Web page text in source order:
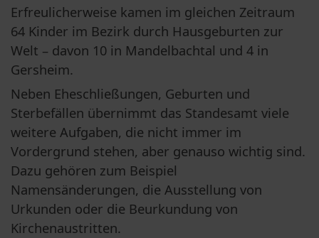
Erfreulicherweise kamen im gleichen Zeitraum
64 Kinder im Bezirk durch Hausgeburten zur
Welt – davon 10 in Mandelbachtal und 4 in
Gersheim.
Neben Eheschließungen, Geburten und
Sterbefällen übernimmt das Standesamt viele
weitere Aufgaben, die nicht immer im
Vordergrund stehen, aber genauso wichtig sind.
Dazu gehören zum Beispiel
Namensänderungen, die Ausstellung von
Urkunden oder die Beurkundung von
Kirchenaustritten.